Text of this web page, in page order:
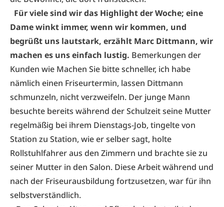
Für viele sind wir das Highlight der Woche; eine
Dame winkt immer, wenn wir kommen, und
begrüßt uns lautstark, erzählt Marc Dittmann, wir
machen es uns einfach lustig. Bemerkungen der
Kunden wie Machen Sie bitte schneller, ich habe
nämlich einen Friseurtermin, lassen Dittmann
schmunzeln, nicht verzweifeln. Der junge Mann
besuchte bereits während der Schulzeit seine Mutter
regelmäßig bei ihrem Dienstags-Job, tingelte von
Station zu Station, wie er selber sagt, holte
Rollstuhlfahrer aus den Zimmern und brachte sie zu
seiner Mutter in den Salon. Diese Arbeit während und
nach der Friseurausbildung fortzusetzen, war für ihn
selbstverständlich.